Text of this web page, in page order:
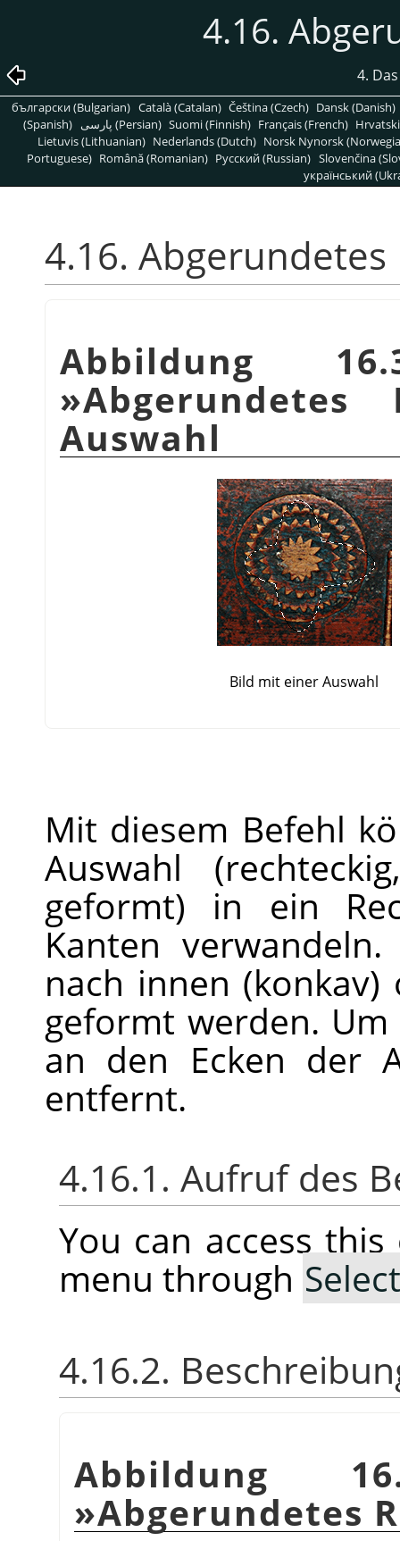
4.16.
4.
български (Bulgarian) Català (Catalan) Čeština (Czech) Dansk (Danish)
(Spanish)
پارسی (Persian) Suomi (Finnish) Français (French)
Lietuvis (Lithuanian) Nederlands (Dutch) Norsk Nynorsk
Portuguese) Română (Romanian) Pусский (Russian) Slovenčina
український
4.16. Abgerundetes
Abbildung
Auswahl
Bild mit einer Auswahl
Mit diesem Befehl
Auswahl
geformt) in ein
Kanten
nach innen
geformt werden.
an den Ecken der
entfernt.
4.16.1. Aufruf des
You can access
menu through Select
4.16.2.
Abbildung
»Abgerundetes